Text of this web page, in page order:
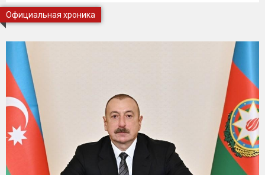
Официальная хроника